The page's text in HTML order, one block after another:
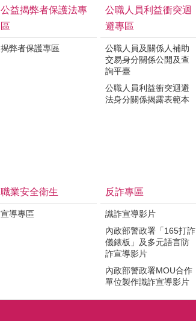
公益揭弊者保護法專
區
揭弊者保護專區
公職人員利益衝突迴
避專區
公職人員及關係人補助
交易身分關係公開及查
詢平臺
公職人員利益衝突迴避
法身分關係揭露表範本
職業安全衛生
宣導專區
反詐專區
識詐宣導影片
內政部警政署「165打詐
儀錶板」及多元語言防
詐宣導影片
內政部警政署MOU合作
單位製作識詐宣導影片